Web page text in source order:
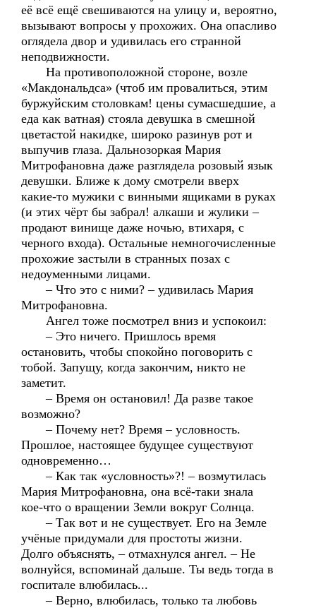
её всё ещё свешиваются на улицу и, вероятно,
вызывают вопросы у прохожих. Она опасливо
оглядела двор и удивилась его странной
неподвижности.
На противоположной стороне, возле
«Макдональдса» (чтоб им провалиться, этим
буржуйским столовкам! цены сумасшедшие, а
еда как ватная) стояла девушка в смешной
цветастой накидке, широко разинув рот и
выпучив глаза. Дальнозоркая Мария
Митрофановна даже разглядела розовый язык
девушки. Ближе к дому смотрели вверх
какие-то мужики с винными ящиками в руках
(и этих чёрт бы забрал! алкаши и жулики –
продают винище даже ночью, втихаря, с
черного входа). Остальные немногочисленные
прохожие застыли в странных позах с
недоуменными лицами.
– Что это с ними? – удивилась Мария
Митрофановна.
Ангел тоже посмотрел вниз и успокоил:
– Это ничего. Пришлось время
остановить, чтобы спокойно поговорить с
тобой. Запущу, когда закончим, никто не
заметит.
– Время он остановил! Да разве такое
возможно?
– Почему нет? Время – условность.
Прошлое, настоящее будущее существуют
одновременно…
– Как так «условность»?! – возмутилась
Мария Митрофановна, она всё-таки знала
кое-что о вращении Земли вокруг Солнца.
– Так вот и не существует. Его на Земле
учёные придумали для простоты жизни.
Долго объяснять, – отмахнулся ангел. – Не
волнуйся, вспоминай дальше. Ты ведь тогда в
госпитале влюбилась...
– Верно, влюбилась, только та любовь